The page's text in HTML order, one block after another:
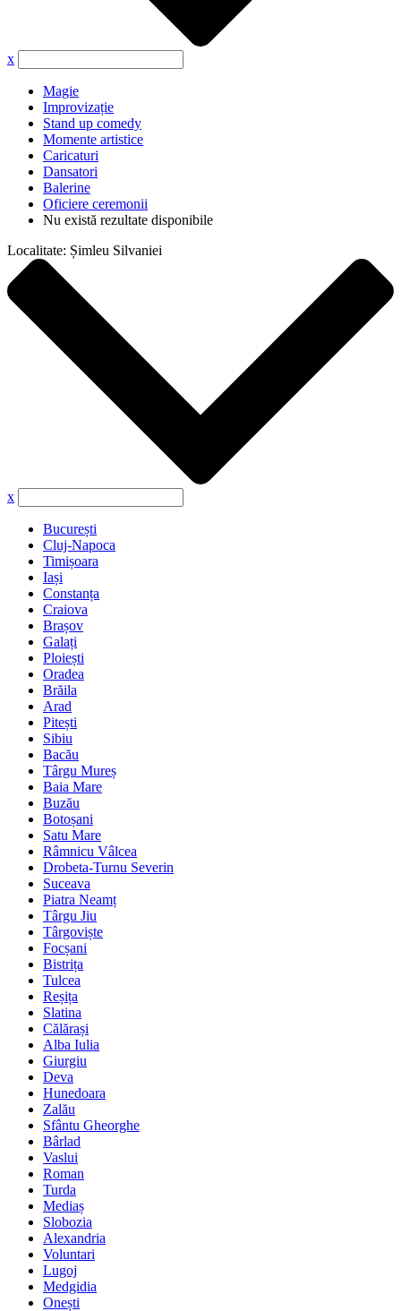
x
Magie
Improvizație
Stand up comedy
Momente artistice
Caricaturi
Dansatori
Balerine
Oficiere ceremonii
Nu există rezultate disponibile
Localitate: Șimleu Silvaniei
x
București
Cluj-Napoca
Timișoara
Iași
Constanța
Craiova
Brașov
Galați
Ploiești
Oradea
Brăila
Arad
Pitești
Sibiu
Bacău
Târgu Mureș
Baia Mare
Buzău
Botoșani
Satu Mare
Râmnicu Vâlcea
Drobeta-Turnu Severin
Suceava
Piatra Neamț
Târgu Jiu
Târgoviște
Focșani
Bistrița
Tulcea
Reșița
Slatina
Călărași
Alba Iulia
Giurgiu
Deva
Hunedoara
Zalău
Sfântu Gheorghe
Bârlad
Vaslui
Roman
Turda
Mediaș
Slobozia
Alexandria
Voluntari
Lugoj
Medgidia
Onești